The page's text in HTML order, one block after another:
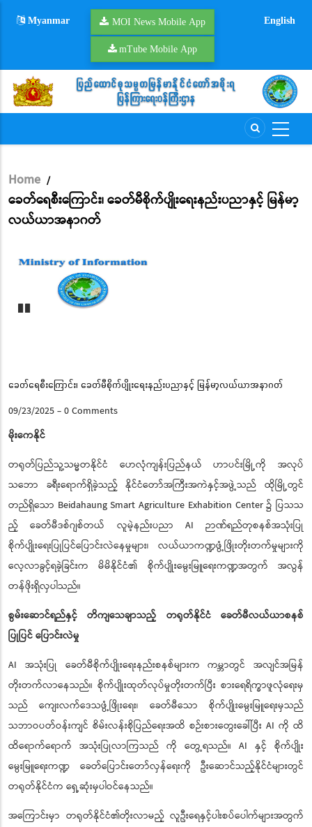
Myanmar MOI News Mobile App
mTube Mobile App
English
Breadcrumb
Home /
ခေတ်ရေစီးကြောင်း၊ ခေတ်မီစိုက်ပျိုးရေးနည်းပညာနှင့် မြန်မာ့
လယ်ယာအနာဂတ်
ခေတ်ရေစီးကြောင်း၊ ခေတ်မီစိုက်ပျိုးရေးနည်းပညာနှင့် မြန်မာ့လယ်ယာအနာဂတ်
09/23/2025-0 Comments
မိုးကေနိုင်
တရုတ်ပြည်သူ့သမ္မတနိုင်ငံ ဟေလုံကျန်းပြည်နယ် ဟာပင်းမြို့ကို အလုပ်
သဘော ခရီးရောက်ရှိခဲ့သည့် နိုင်ငံတော်အကြီးအကဲနှင့်အဖွဲ့သည် ထိုမြို့တွင်
တည်ရှိသော Beidahaung Smart Agriculture Exhabition Center ၌ ပြသသ
ည့် ခေတ်မီဒစ်ဂျစ်တယ် လူမဲ့နည်းပညာ AI ဉာဏ်ရည်တုစနစ်အသုံးပြု
စိုက်ပျိုးရေးပြုပြင်ပြောင်းလဲနေမှုများ၊ လယ်ယာကဏ္ဍဖွံ့ဖြိုးတိုးတက်မှုများကို
လေ့လာခွင့်ရခဲ့ခြင်းက မိမိနိုင်ငံ၏ စိုက်ပျိုးမွေးမြူရေးကဏ္ဍအတွက် အလွန်
တန်ဖိုးရှိလှပါသည်။
စွမ်းဆောင်ရည်နှင့် တိကျသေချာသည့် တရုတ်နိုင်ငံ ခေတ်မီလယ်ယာစနစ်
ပြုပြင် ပြောင်းလဲမှု
AI အသုံးပြု ခေတ်မီစိုက်ပျိုးရေးနည်းစနစ်များက ကမ္ဘာတွင် အလျင်အမြန်
တိုးတက်လာနေသည်။ စိုက်ပျိုးထုတ်လုပ်မှုတိုးတက်ပြီး စားရေရိက္ခာဖူလုံရေးမှ
သည် ကျေးလက်ဒေသဖွံ့ဖြိုးရေး၊ ခေတ်မီသော စိုက်ပျိုးမွေးမြူရေးမှသည်
သဘာဝပတ်ဝန်းကျင် စိမ်းလန်းစိုပြည်ရေးအထိ စဉ်းစားတွေးခေါ်ပြီး AI ကို ထိ
ထိရောက်ရောက် အသုံးပြုလာကြသည် ကို တွေ့ရသည်။ AI နှင့် စိုက်ပျိုး
မွေးမြူရေးကဏ္ဍ ခေတ်ပြောင်းတော်လှန်ရေးကို ဦးဆောင်သည့်နိုင်ငံများတွင်
တရုတ်နိုင်ငံက ရှေ့ဆုံးမှပါဝင်နေသည်။
အကြောင်းမှာ တရုတ်နိုင်ငံ၏တိုးလာမည့် လူဦးရေနှင့်ပါးစပ်ပေါက်များအတွက်